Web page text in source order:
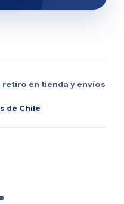
retiro en tienda y envíos
de Chile